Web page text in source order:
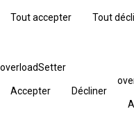
Tout accepter Tout
overloadSetter
Accepter Décliner